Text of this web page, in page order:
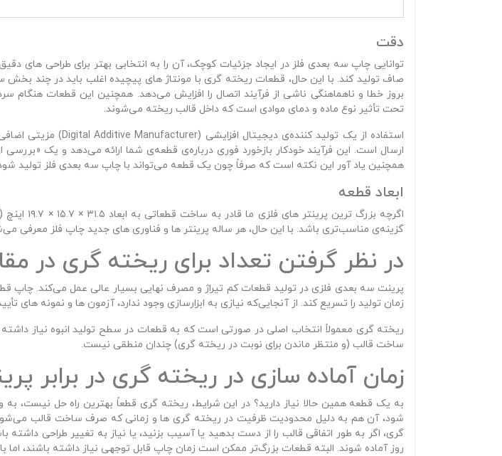
دقت
توانایی چاپ سه‌ بعدی فلز در ایجاد جزئیات کوچک، آن را به انتخابی بهتر برای طراحی‌
صاف تولید کند. با این حال، قطعات ریخته‌ گری با مونتاژ های پیچیده اغلب باید در چند
بروز خطا و ناهماهنگی ناشی از فرآیند اتصال را افزایش می‌دهد. همچنین این قطعات
تحت‌ تأثیر نوع ماده و دمای موادی است که داخل قالب ریخته می‌شوند.
ارسال است. این فرآیند خودکار بازخورد فوری درباره‌ی قطعه‌ی شما ارائه می‌دهد و یک
همچنین یاد آور این نکته است که صرفاً چون یک قطعه می‌تواند با چاپ سه‌ بعدی فلز تولید
ابعاد قطعه
گزینه‌ی مناسب‌تری باشد. با این حال، هر ساله پرینتر ها و فناوری‌ های جدید چاپ فلز معرفی
در نظر گرفتن تعداد برای ریخته‌ گری در
پرینت سه‌ بعدی فلزی در تولید قطعات کم‌ تیراژ و مصرف نهایی بسیار عالی عمل می‌کند.
زمان تولید را تسریع کند. از آنجایی‌که نیازی به ابزارسازی وجود ندارد، آزمون‌ ها و نمونه‌ های
ریخته‌ گری معمولاً انتخاب اصلی در صورتی است که به قطعات در سطح تولید انبوه نیاز
ساخت قالب (و منتظر ماندن برای نوبت در ریخته‌ گری) چندان منطقی نیست.
زمان آماده‌ سازی در ریخته‌ گری در برابر
به یک قطعه همین حالا نیاز دارید؟ در این شرایط، ریخته‌ گری قطعاً بهترین راه‌ حل
شود، آن هم به دلیل محدودیت ظرفیت در ریخته‌ گری‌ ها و زمانی که صرف ساخت قالب
گری، اگر به‌ طور اتفاقی قالب را از دست بدهید یا آسیب بزنید، یا نیاز به تغییر طراحی
روز آماده شوند. البته قطعات بزرگ‌تر ممکن است زمان چاپ قابل‌ توجهی نیاز داشته باشند، اما